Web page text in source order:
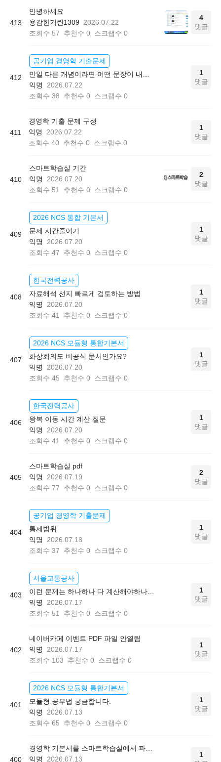
413
안녕하세요
용감한기린1309
2026.07.22
조회수 57 추천수 0 스크랩수 0
4
댓글
412
공기업 경영학 기출문제
익명
2026.07.22
조회수 38 추천수 0 스크랩수 0
1
댓글
411
경영학 기출 문제 구성
익명
2026.07.22
조회수 40 추천수 0 스크랩수 0
1
댓글
410
스마트학습실 기간
익명
2026.07.20
조회수 51 추천수 0 스크랩수 0
2
댓글
409
2026 NCS 통합 기본서
문제 시간줄이기
익명
2026.07.20
조회수 47 추천수 0 스크랩수 0
1
댓글
408
한국전력공사
자료해석 선지 빠르게 검토하는 방법
익명
2026.07.20
조회수 41 추천수 0 스크랩수 0
1
댓글
407
2026 NCS 모듈형 통합기본서
화상회의도 비공식 문서인가요?
익명
2026.07.20
조회수 45 추천수 0 스크랩수 0
1
댓글
406
한국전력공사
왕복 이동 시간 계산 질문
익명
2026.07.20
조회수 41 추천수 0 스크랩수 0
1
댓글
405
스마트학습실 pdf
익명
2026.07.19
조회수 77 추천수 0 스크랩수 0
2
댓글
404
공기업 경영학 기출문제
통제범위
익명
2026.07.18
조회수 37 추천수 0 스크랩수 0
1
댓글
403
서울교통공사
익명
2026.07.17
조회수 51 추천수 0 스크랩수 0
1
댓글
402
네이버카페 이벤트 PDF 파일 안열림
익명
2026.07.17
조회수 103 추천수 0 스크랩수 0
1
댓글
401
2026 NCS 모듈형 통합기본서
모듈형 공부법 궁금합니다.
익명
2026.07.13
조회수 65 추천수 0 스크랩수 0
1
댓글
400
익명
2026.07.13
1